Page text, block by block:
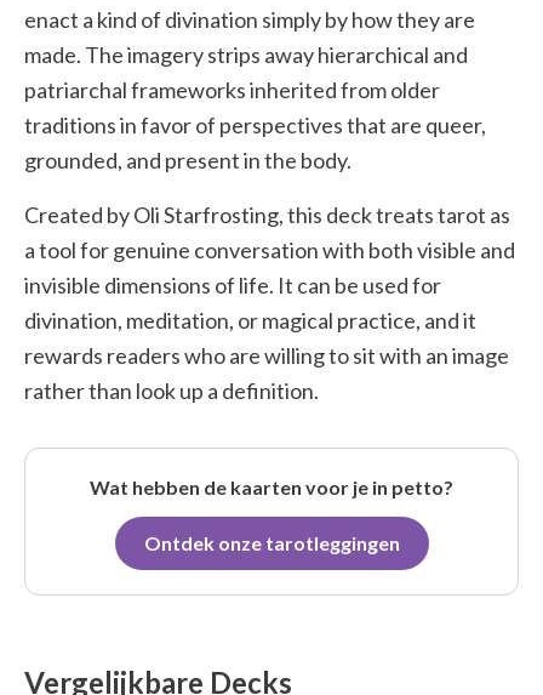
enact a kind of divination simply by how they are
made. The imagery strips away hierarchical and
patriarchal frameworks inherited from older
traditions in favor of perspectives that are queer,
grounded, and present in the body.
Created by Oli Starfrosting, this deck treats tarot as
a tool for genuine conversation with both visible and
invisible dimensions of life. It can be used for
divination, meditation, or magical practice, and it
rewards readers who are willing to sit with an image
rather than look up a definition.
Wat hebben de kaarten voor je in petto?
Ontdek onze tarotleggingen
Vergelijkbare Decks